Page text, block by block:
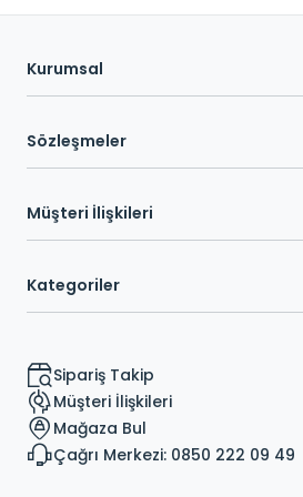
Kurumsal
Sözleşmeler
Müşteri İlişkileri
Kategoriler
Sipariş Takip
Müşteri İlişkileri
Mağaza Bul
Çağrı Merkezi: 0850 222 09 49